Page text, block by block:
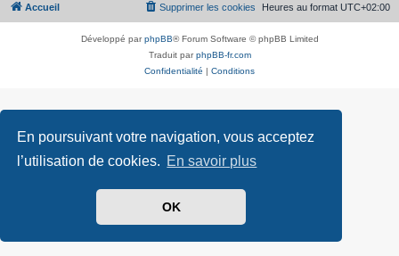
En poursuivant votre navigation, vous acceptez
l’utilisation de cookies. En savoir plus
OK
Accueil Heures au format UTC+02:00
Supprimer les cookies
Développé parphpBB® Forum Software © phpBB Limited
Traduit parphpBB-fr.com
Confidentialité | Conditions